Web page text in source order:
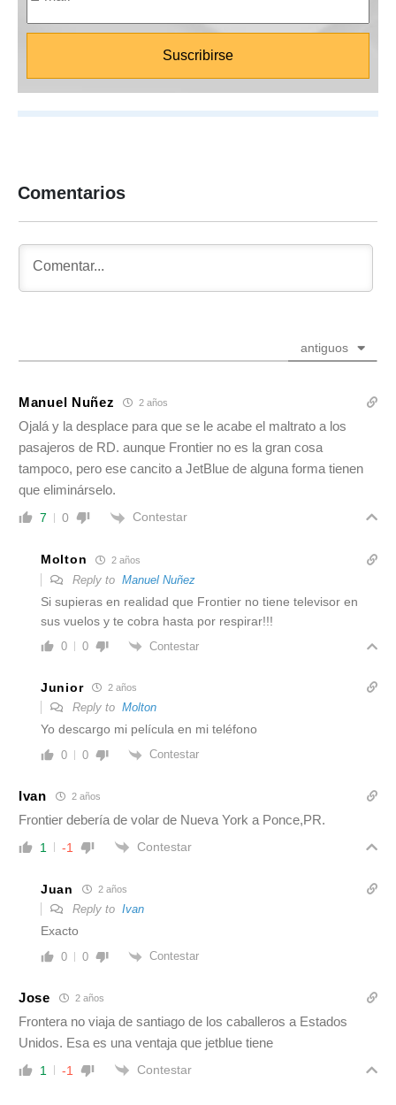
Comentarios
antiguos
Manuel Nuñez 2 años
Ojalá y la desplace para que se le acabe el maltrato a los
pasajeros de RD. aunque Frontier no es la gran cosa
tampoco, pero ese cancito a JetBlue de alguna forma tienen
que eliminárselo.
7 0 Contestar
Molton 2 años
Reply to Manuel Nuñez
Si supieras en realidad que Frontier no tiene televisor en
sus vuelos y te cobra hasta por respirar!!!
0 0 Contestar
Junior 2 años
Reply to Molton
Yo descargo mi película en mi teléfono
0 0 Contestar
Ivan 2 años
Frontier debería de volar de Nueva York a Ponce,PR.
1 -1 Contestar
Juan 2 años
Reply to Ivan
Exacto
0 0 Contestar
Jose 2 años
Frontera no viaja de santiago de los caballeros a Estados
Unidos. Esa es una ventaja que jetblue tiene
1 -1 Contestar